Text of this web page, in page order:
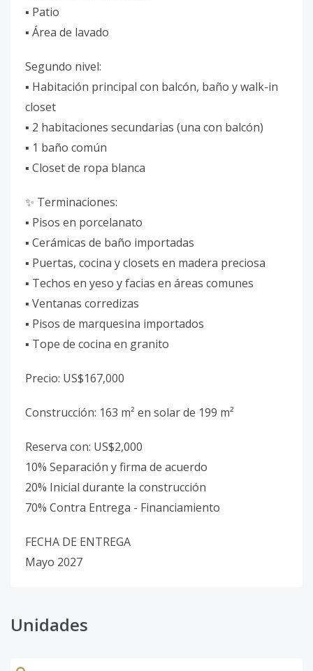
▪️ Patio
▪️ Área de lavado
Segundo nivel:
▪️ Habitación principal con balcón, baño y walk-in
closet
▪️ 2 habitaciones secundarias (una con balcón)
▪️ 1 baño común
▪️ Closet de ropa blanca
✨ Terminaciones:
▪️ Pisos en porcelanato
▪️ Cerámicas de baño importadas
▪️ Puertas, cocina y closets en madera preciosa
▪️ Techos en yeso y facias en áreas comunes
▪️ Ventanas corredizas
▪️ Pisos de marquesina importados
▪️ Tope de cocina en granito
Precio: US$167,000
Construcción: 163 m² en solar de 199 m²
Reserva con: US$2,000
10% Separación y firma de acuerdo
20% Inicial durante la construcción
70% Contra Entrega - Financiamiento
FECHA DE ENTREGA
Mayo 2027
Unidades